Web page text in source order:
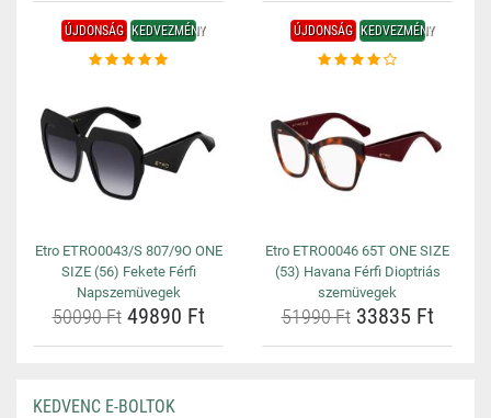
ÚJDONSÁG KEDVEZMÉNY
Etro ETRO0043/S 807/9O ONE
SIZE (56) Fekete Férfi
Napszemüvegek
50090 Ft49890 Ft
ÚJDONSÁG KEDVEZMÉNY
Etro ETRO0046 65T ONE SIZE
(53) Havana Férfi Dioptriás
szemüvegek
51990 Ft33835 Ft
KEDVENC E-BOLTOK